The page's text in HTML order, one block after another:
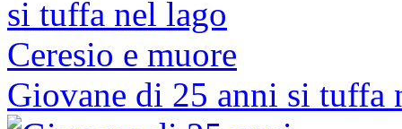
Giovane di 25 anni si tuffa